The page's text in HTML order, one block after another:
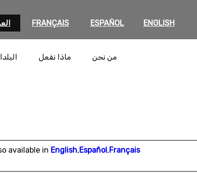
ENGLISH
ESPAÑOL
FRANÇAIS
من نحن ماذا نفعل
available in English,Español,Français